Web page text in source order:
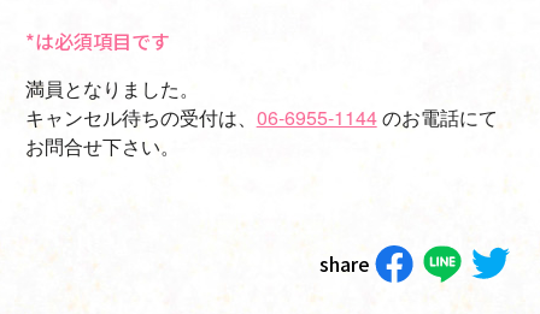
*は必須項目です
満員となりました。
キャンセル待ちの受付は、 06-6955-1144のお電話にて
お問合せ下さい。
share